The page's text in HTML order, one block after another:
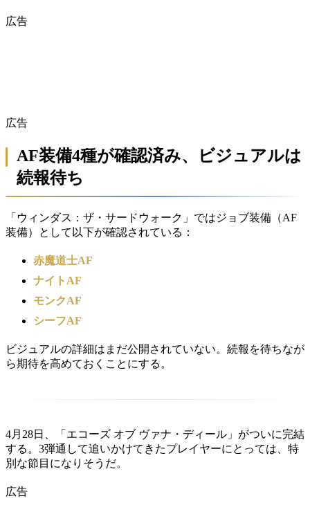
広告
広告
AF装備4種が確認済み、ビジュアルは
続報待ち
「ウィンダス：ザ・サードウォーク」ではジョブ装備（AF
装備）として以下が確認されている：
赤魔道士AF
ナイトAF
モンクAF
シーフAF
ビジュアルの詳細はまだ公開されていない。続報を待ちなが
ら期待を高めておくことにする。
4月28日、「エコーズ オブ ヴァナ・ディール」がついに完結
する。3弾通して追いかけてきたプレイヤーにとっては、特
別な節目になりそうだ。
広告